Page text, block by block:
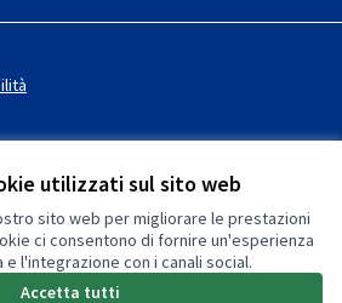
utilizzati sul sito web
sito web per migliorare le prestazioni
ci consentono di fornire un'esperienza
l'integrazione con i canali social.
Accetta tutti
consoftware
esterno)
(Collegamento esterno)